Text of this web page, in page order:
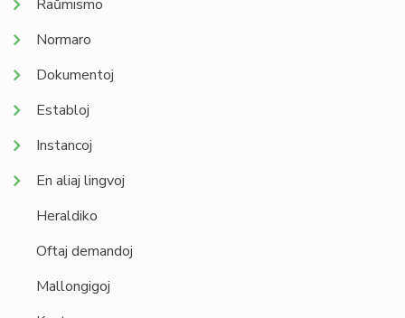
Raŭmismo
Normaro
Dokumentoj
Establoj
Instancoj
En aliaj lingvoj
Heraldiko
Oftaj demandoj
Mallongigoj